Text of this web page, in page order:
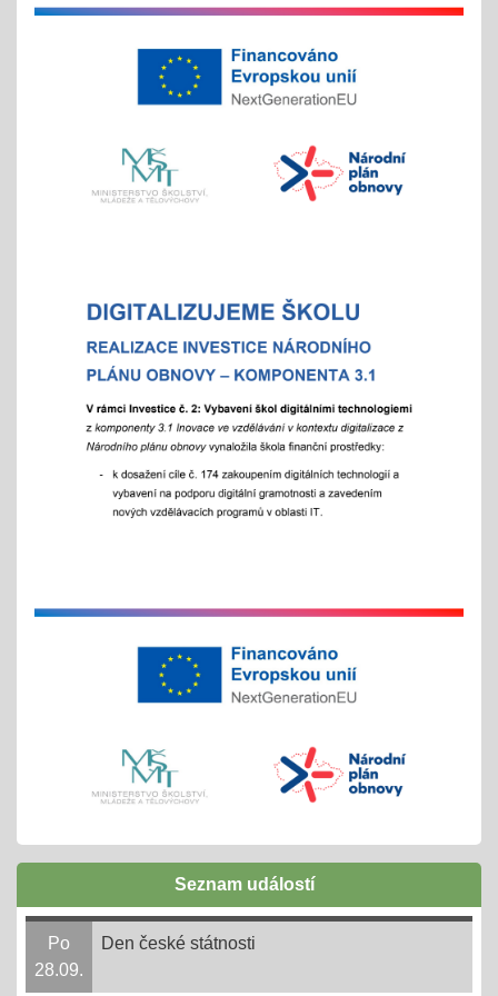
na jaře si potom vyberou žáci 2. st. odměnu/
volný vstup s programem
4x - od 11. do 20. 11.
aneb "Kam na střední?"
pedagogy a školním parlamentem
- od 16 hod.
Adaptační týden - tradiční
01.09.2025
- celoškoní akce 1.- 5. 9./ aktivity pro zlepšení
komunikace a sociálního klima
tradiční červnové akce
inovativní vzdělávání
Buďme EKO, buďme FAJN
inov. vzdělávání Šablony II OPJAK
celoškolní projekt
Zápisy do ZŠ pro školní rok 2025/2026
1. - 30. 4. + následně do 31. 8. 2025
online 1. - 11. 4. 2025
Seznam událostí
Po
28.09.
Den české státnosti